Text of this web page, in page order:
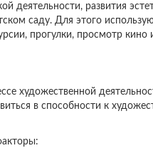
деятельности, развития
саду. Для этого
прогулки, просмотр кино
художественной
в способности к